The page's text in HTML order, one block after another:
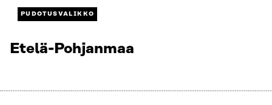
PUDOTUSVALIKKO
Etelä-Pohjanmaa